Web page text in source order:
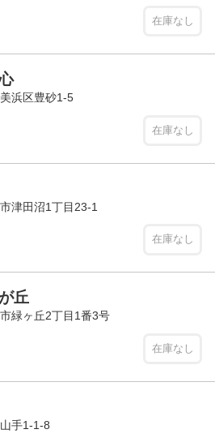
在庫なし
浜区豊砂1-5
在庫なし
津田沼1丁目23-1
在庫なし
丘
緑ヶ丘2丁目1番3号
在庫なし
手1-1-8